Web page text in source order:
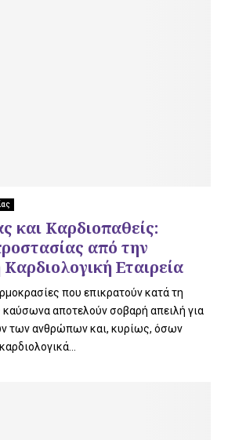
και Καρδιοπαθείς:
από την
Εταιρεία
που επικρατούν κατά τη
καύσωνα αποτελούν σοβαρή απειλή για
των ανθρώπων και, κυρίως, όσων